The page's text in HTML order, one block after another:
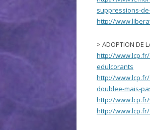
suppressions-
http://
> ADOPTION DE
http://
edulcorants
http://
doublee-mais-
http://
http://